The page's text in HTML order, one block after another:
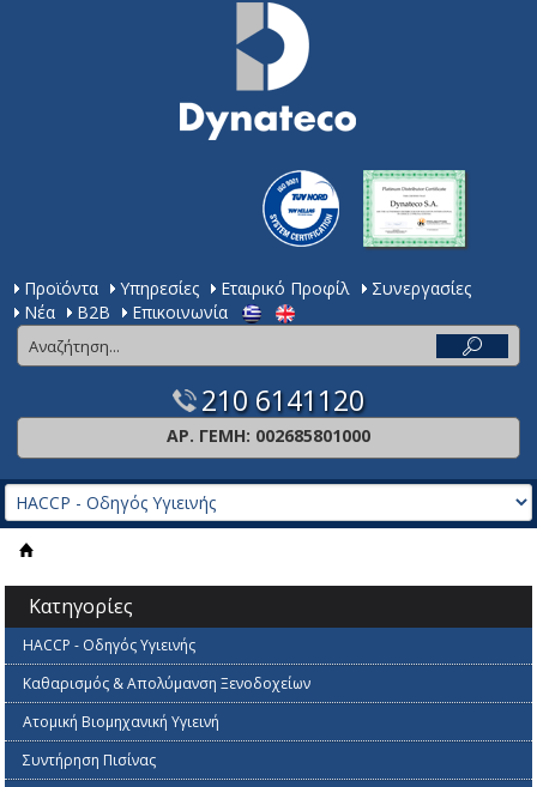
Προϊόντα Υπηρεσίες Εταιρικό Προφίλ
Συνεργασίες
Νέα
Β2Β Επικοινωνία
210 6141120
ΑΡ. ΓΕΜΗ: 002685801000
Κατηγορίες
HACCP - Οδηγός Υγιεινής
Καθαρισμός & Απολύμανση Ξενοδοχείων
Ατομική Βιομηχανική Υγιεινή
Συντήρηση Πισίνας